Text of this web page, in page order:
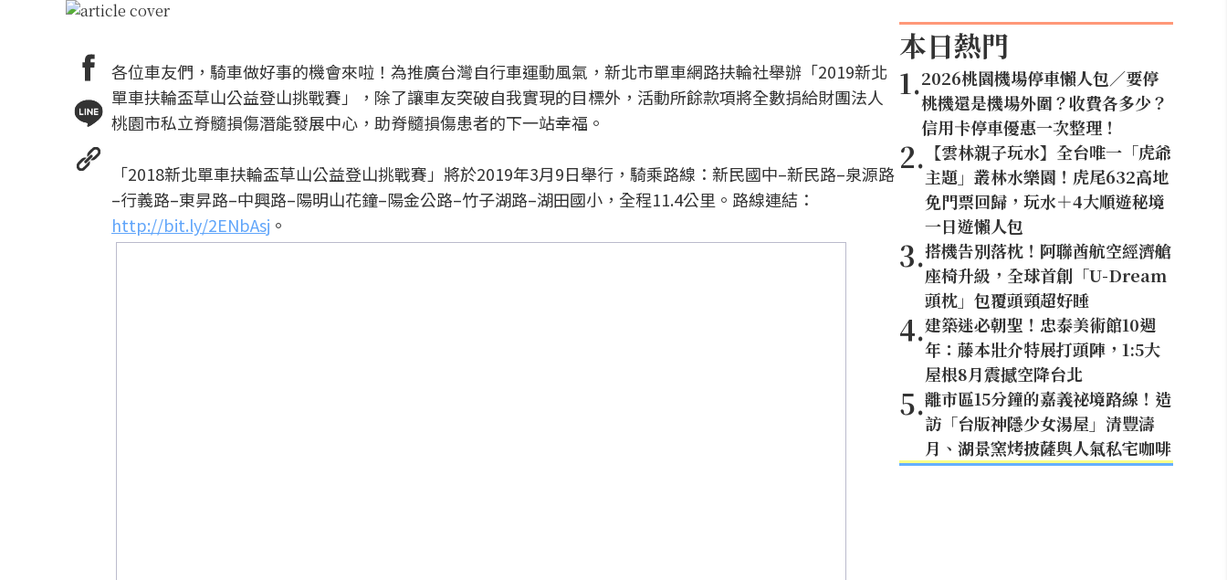
各位車友們，騎車做好事的機會來啦！為推廣台灣自行車運動風氣，新北市單車網路扶輪社舉辦「2019新北
單車扶輪盃草山公益登山挑戰賽」，除了讓車友突破自我實現的目標外，活動所餘款項將全數捐給財團法人
桃園市私立脊髓損傷潛能發展中心，助脊髓損傷患者的下一站幸福。
「2018新北單車扶輪盃草山公益登山挑戰賽」將於2019年3月9日舉行，騎乘路線：新民國中–新民路–泉源路
–行義路–東昇路–中興路–陽明山花鐘–陽金公路–竹子湖路–湖田國小，全程11.4公里。路線連結：
http://bit.ly/2ENbAsj 。
本日熱門
1.2026桃園機場停車懶人包／要停
桃機還是機場外圍？收費各多少？
信用卡停車優惠一次整理！
2. 【雲林親子玩水】全台唯一「虎爺
主題」叢林水樂園！虎尾632高地
免門票回歸，玩水＋4大順遊秘境
一日遊懶人包
3.搭機告別落枕！阿聯酋航空經濟艙
座椅升級，全球首創「U-Dream
頭枕」包覆頭頸超好睡
4.建築迷必朝聖！忠泰美術館10週
年：藤本壯介特展打頭陣，1:5大
屋根8月震撼空降台北
5.離市區15分鐘的嘉義祕境路線！造
訪「台版神隱少女湯屋」清豐濤
月、湖景窯烤披薩與人氣私宅咖啡